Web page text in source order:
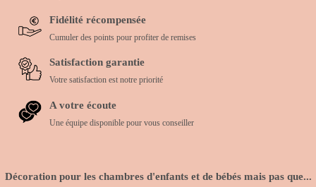
Fidélité récompensée
Cumuler des points pour profiter de remises
Satisfaction garantie
Votre satisfaction est notre priorité
A votre écoute
Une équipe disponible pour vous conseiller
Décoration pour les chambres d'enfants et de bébés mais pas que...